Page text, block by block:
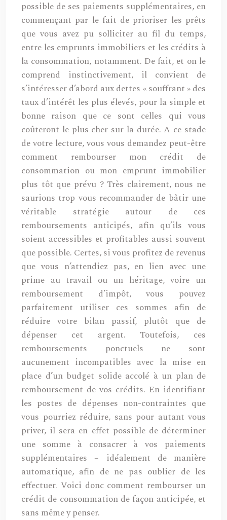
possible de ses paiements supplémentaires, en
commençant par le fait de prioriser les prêts
que vous avez pu solliciter au fil du temps,
entre les emprunts immobiliers et les crédits à
la consommation, notamment. De fait, et on le
comprend instinctivement, il convient de
s’intéresser d’abord aux dettes « souffrant » des
taux d’intérêt les plus élevés, pour la simple et
bonne raison que ce sont celles qui vous
coûteront le plus cher sur la durée. A ce stade
de votre lecture, vous vous demandez peut-être
comment rembourser mon crédit de
consommation ou mon emprunt immobilier
plus tôt que prévu ? Très clairement, nous ne
saurions trop vous recommander de bâtir une
véritable stratégie autour de ces
remboursements anticipés, afin qu’ils vous
soient accessibles et profitables aussi souvent
que possible. Certes, si vous profitez de revenus
que vous n’attendiez pas, en lien avec une
prime au travail ou un héritage, voire un
remboursement d’impôt, vous pouvez
parfaitement utiliser ces sommes afin de
réduire votre bilan passif, plutôt que de
dépenser cet argent. Toutefois, ces
remboursements ponctuels ne sont
aucunement incompatibles avec la mise en
place d’un budget solide accolé à un plan de
remboursement de vos crédits. En identifiant
les postes de dépenses non-contraintes que
vous pourriez réduire, sans pour autant vous
priver, il sera en effet possible de déterminer
une somme à consacrer à vos paiements
supplémentaires – idéalement de manière
automatique, afin de ne pas oublier de les
effectuer. Voici donc comment rembourser un
crédit de consommation de façon anticipée, et
sans même y penser.